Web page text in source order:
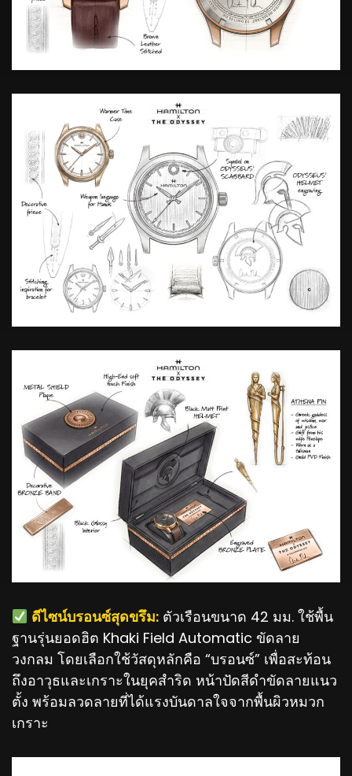
️ ดีไซน์บรอนซ์สุดขรึม:ตัวเรือนขนาด 42 มม. ใช้พื้น
ฐานรุ่นยอดฮิต Khaki Field Automatic ขัดลาย
วงกลม โดยเลือกใช้วัสดุหลักคือ “บรอนซ์” เพื่อสะท้อน
ถึงอาวุธและเกราะในยุคสำริด หน้าปัดสีดำขัดลายแนว
ตั้ง พร้อมลวดลายที่ได้แรงบันดาลใจจากพื้นผิวหมวก
เกราะ